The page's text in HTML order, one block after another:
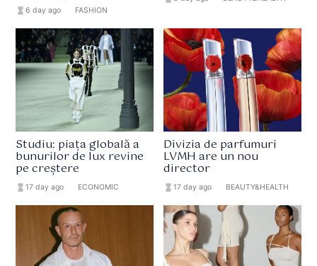
hourglass_full6 day ago FASHION
Studiu: piața globală a
bunurilor de lux revine
pe creștere
hourglass_full17 day ago ECONOMIC
Divizia de parfumuri
LVMH are un nou
director
hourglass_full 17 day ago BEAUTY&HEALTH